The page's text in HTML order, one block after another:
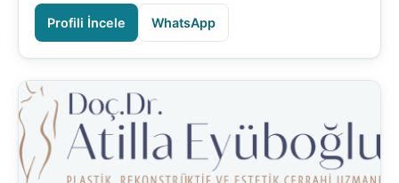
Profili İncele WhatsApp